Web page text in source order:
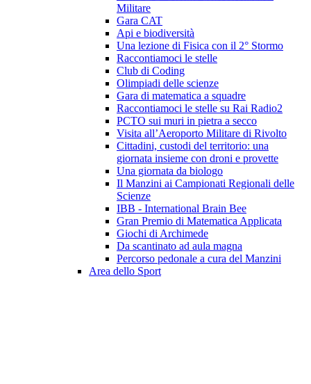
Militare
Gara CAT
Api e biodiversità
Una lezione di Fisica con il 2° Stormo
Raccontiamoci le stelle
Club di Coding
Olimpiadi delle scienze
Gara di matematica a squadre
Raccontiamoci le stelle su Rai Radio2
PCTO sui muri in pietra a secco
Visita all’Aeroporto Militare di Rivolto
Cittadini, custodi del territorio: una
giornata insieme con droni e provette
Una giornata da biologo
Il Manzini ai Campionati Regionali delle
Scienze
IBB - International Brain Bee
Gran Premio di Matematica Applicata
Giochi di Archimede
Da scantinato ad aula magna
Percorso pedonale a cura del Manzini
Area dello Sport